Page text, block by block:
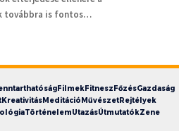
továbbra is fontos…
FilmekFitneszFőzésGazdaság
KreativitásMeditációMűvészetRejtélyek
TörténelemUtazásÚtmutatókZene